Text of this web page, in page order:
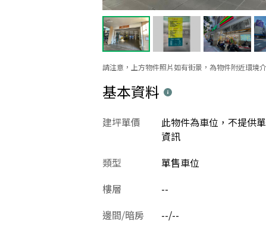
請注意，上方物件照片如有街景，為物件附近環境
基本資料
建坪單價
此物件為車位，不提供
資訊
類型
單售車位
樓層
--
邊間/暗房 --/--